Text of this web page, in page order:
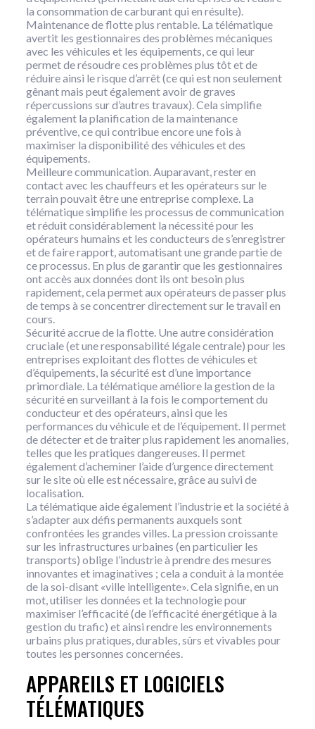
la consommation de carburant qui en résulte).
Maintenance de flotte plus rentable. La télématique
avertit les gestionnaires des problèmes mécaniques
avec les véhicules et les équipements, ce qui leur
permet de résoudre ces problèmes plus tôt et de
réduire ainsi le risque d’arrêt (ce qui est non seulement
gênant mais peut également avoir de graves
répercussions sur d’autres travaux). Cela simplifie
également la planification de la maintenance
préventive, ce qui contribue encore une fois à
maximiser la disponibilité des véhicules et des
équipements.
Meilleure communication. Auparavant, rester en
contact avec les chauffeurs et les opérateurs sur le
terrain pouvait être une entreprise complexe. La
télématique simplifie les processus de communication
et réduit considérablement la nécessité pour les
opérateurs humains et les conducteurs de s’enregistrer
et de faire rapport, automatisant une grande partie de
ce processus. En plus de garantir que les gestionnaires
ont accès aux données dont ils ont besoin plus
rapidement, cela permet aux opérateurs de passer plus
de temps à se concentrer directement sur le travail en
cours.
Sécurité accrue de la flotte. Une autre considération
cruciale (et une responsabilité légale centrale) pour les
entreprises exploitant des flottes de véhicules et
d’équipements, la sécurité est d’une importance
primordiale. La télématique améliore la gestion de la
sécurité en surveillant à la fois le comportement du
conducteur et des opérateurs, ainsi que les
performances du véhicule et de l’équipement. Il permet
de détecter et de traiter plus rapidement les anomalies,
telles que les pratiques dangereuses. Il permet
également d’acheminer l’aide d’urgence directement
sur le site où elle est nécessaire, grâce au suivi de
localisation.
La télématique aide également l’industrie et la société à
s’adapter aux défis permanents auxquels sont
confrontées les grandes villes. La pression croissante
sur les infrastructures urbaines (en particulier les
transports) oblige l’industrie à prendre des mesures
innovantes et imaginatives ; cela a conduit à la montée
de la soi-disant «ville intelligente». Cela signifie, en un
mot, utiliser les données et la technologie pour
maximiser l’efficacité (de l’efficacité énergétique à la
gestion du trafic) et ainsi rendre les environnements
urbains plus pratiques, durables, sûrs et vivables pour
toutes les personnes concernées.
APPAREILS ET LOGICIELS
TÉLÉMATIQUES